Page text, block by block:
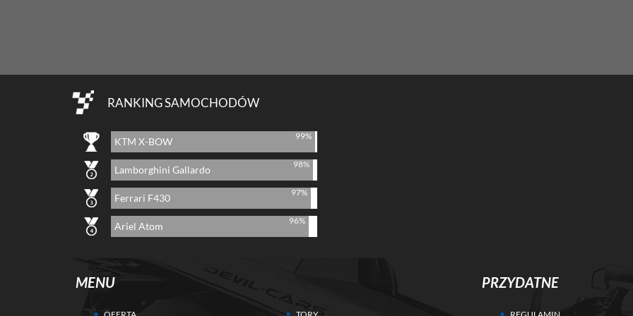
RANKING SAMOCHODÓW
99%
KTM X-BOW
98%
Lamborghini Gallardo
97%
Ferrari F430
96%
Ariel Atom
MENU PRZYDATNE